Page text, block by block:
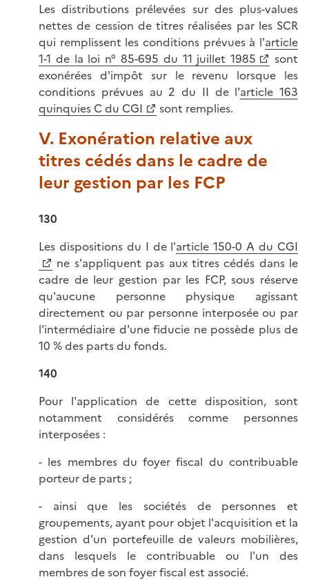
Les distributions prélevées sur des plus-values
nettes de cession de titres réalisées par les SCR
qui remplissent les conditions prévues à l'article
1-1 de la loi n° 85-695 du 11 juillet 1985
sont
exonérées d'impôt sur le revenu lorsque les
conditions prévues au 2 du II de l'article 163
quinquies C du CGI
sont remplies.
V. Exonération relative aux
titres cédés dans le cadre de
leur gestion par les FCP
130
Les dispositions du I de l'article 150-0 A du CGI
ne s'appliquent pas aux titres cédés dans le
cadre de leur gestion par les FCP, sous réserve
qu'aucune personne physique agissant
directement ou par personne interposée ou par
l'intermédiaire d'une fiducie ne possède plus de
10 % des parts du fonds.
140
Pour l'application de cette disposition, sont
notamment considérés comme personnes
interposées :
- les membres du foyer fiscal du contribuable
porteur de parts ;
- ainsi que les sociétés de personnes et
groupements, ayant pour objet l'acquisition et la
gestion d'un portefeuille de valeurs mobilières,
dans lesquels le contribuable ou l'un des
membres de son foyer fiscal est associé.